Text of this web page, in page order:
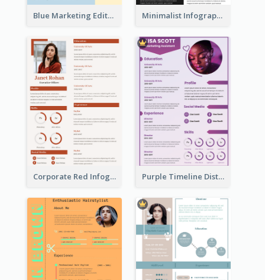
Blue Marketing Editor Resume Minimalist Infographic Resume
Corporate Red Infographic Resume Purple Timeline Distinguished Resume